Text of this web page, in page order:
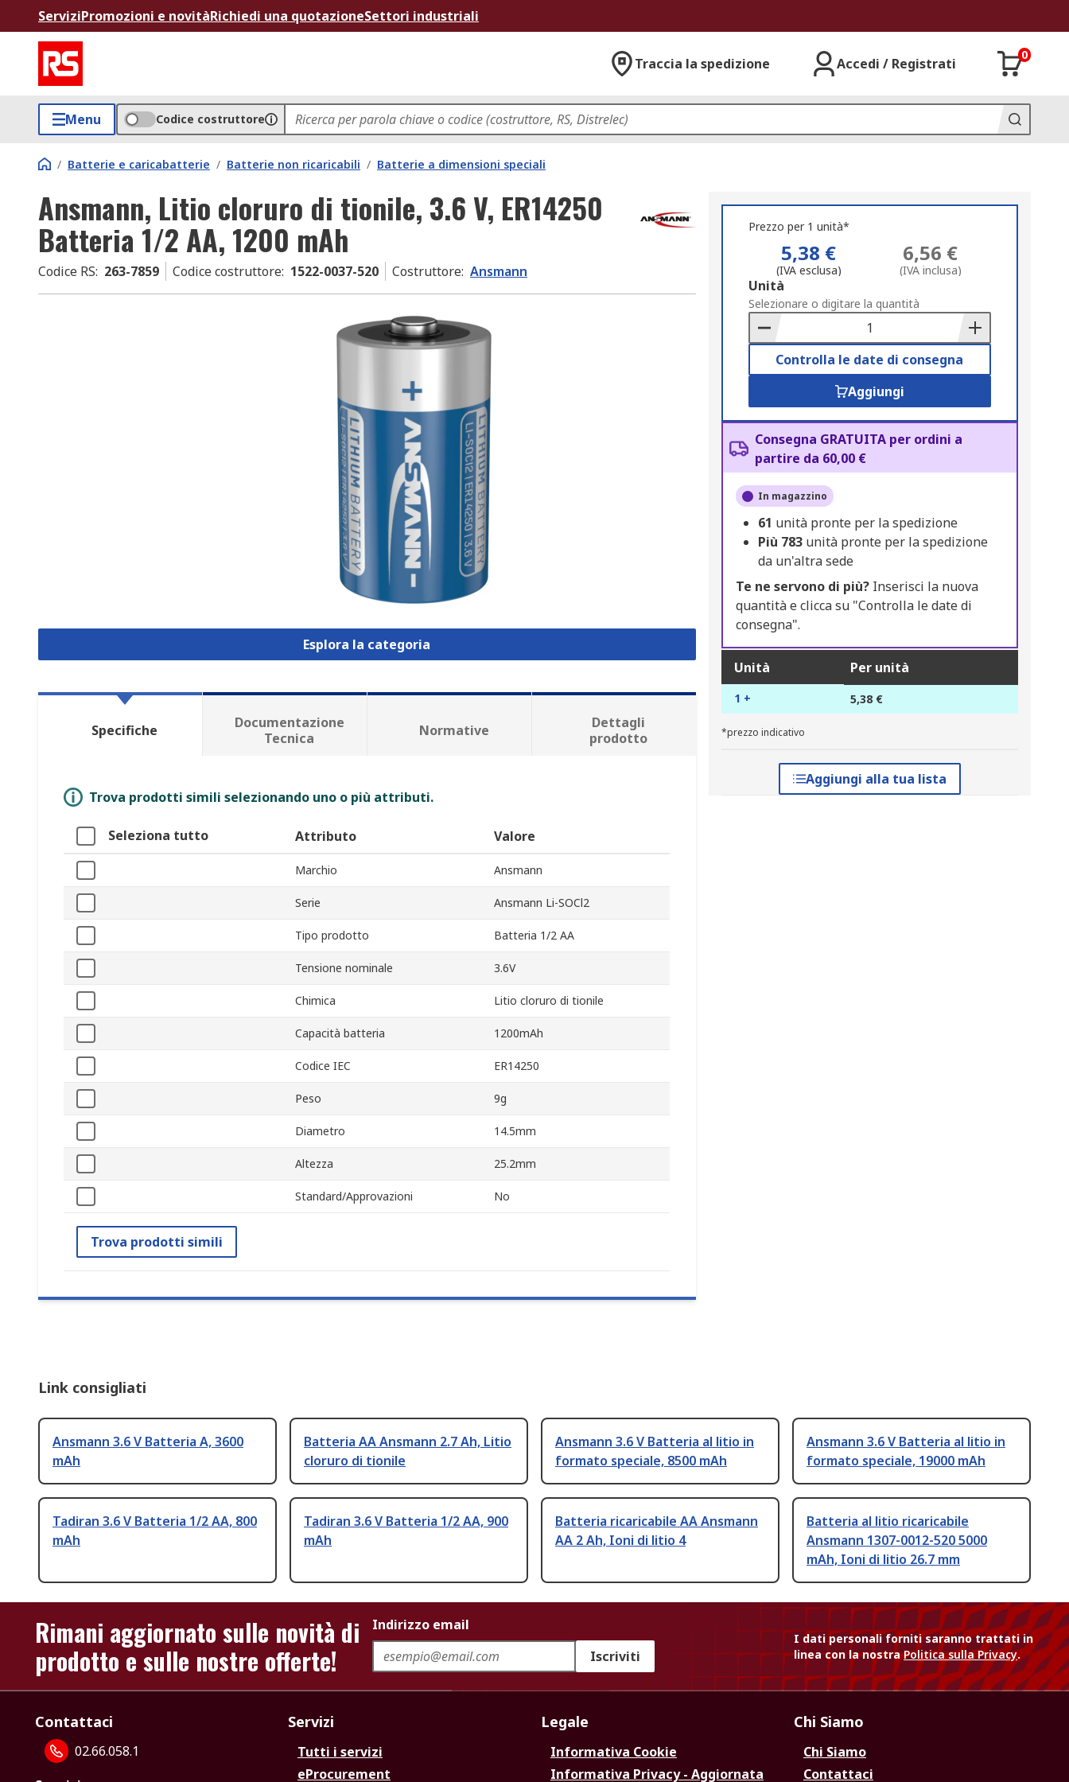
ServiziPromozioni e novitàRichiedi una quotazioneSettori industriali
Traccia la spedizione Accedi / Registrati
0
Menu Codice costruttore
/ Batterie e caricabatterie / Batterie non ricaricabili / Batterie a dimensioni speciali
Ansmann, Litio cloruro di tionile, 3.6 V, ER14250
Batteria 1/2 AA, 1200 mAh
Codice RS: 263-7859 Codice costruttore: 1522-0037-520 Costruttore: Ansmann
Esplora la categoria
Prezzo per 1 unità*
5,38 €
(IVA esclusa)
6,56 €
(IVA inclusa)
Add
to
Basket
Unità
Selezionare o digitare la quantità
Controlla le date di consegna
Aggiungi
Consegna GRATUITA per ordini a
partire da 60,00 €
In magazzino
61 unità pronte per la spedizione
Più 783 unità pronte per la spedizione
da un'altra sede
Te ne servono di più?Inserisci la nuova
quantità e clicca su "Controlla le date di
consegna".
Unità Per unità
1 + 5,38 €
*prezzo indicativo
Aggiungi alla tua lista
Specifiche
Documentazione
Tecnica
Normative
Dettagli
prodotto
Trova prodotti simili selezionando uno o più attributi.
Seleziona tutto Attributo Valore
Marchio Ansmann
Serie Ansmann Li-SOCl2
Tipo prodotto Batteria 1/2 AA
Tensione nominale 3.6V
Chimica Litio cloruro di tionile
Capacità batteria 1200mAh
Codice IEC ER14250
Peso 9g
Diametro 14.5mm
Altezza 25.2mm
Standard/Approvazioni No
Trova prodotti simili
Link consigliati
Ansmann 3.6 V Batteria A, 3600
mAh
Batteria AA Ansmann 2.7 Ah, Litio
cloruro di tionile
Ansmann 3.6 V Batteria al litio in
formato speciale, 8500 mAh
Ansmann 3.6 V Batteria al litio in
formato speciale, 19000 mAh
Tadiran 3.6 V Batteria 1/2 AA, 800
mAh
Tadiran 3.6 V Batteria 1/2 AA, 900
mAh
Batteria ricaricabile AA Ansmann
AA 2 Ah, Ioni di litio 4
Batteria al litio ricaricabile
Ansmann 1307-0012-520 5000
mAh, Ioni di litio 26.7 mm
Rimani aggiornato sulle novità di
prodotto e sulle nostre offerte!
Indirizzo email
Iscriviti
I dati personali forniti saranno trattati in
linea con la nostraPolitica sulla Privacy.
Contattaci
02.66.058.1
Servizi
Tutti i servizi
eProcurement
Legale
Informativa Cookie
Informativa Privacy - Aggiornata
Chi Siamo
Chi Siamo
Contattaci